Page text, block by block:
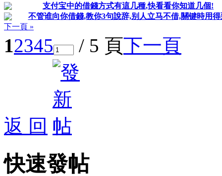
支付宝中的借錢方式有這几種,快看看你知道几個!
不管谁向你借錢,教你3句說辞,别人立马不借,關键時用得
下一頁 »
12345 / 5 頁下一頁
返 回
快速發帖